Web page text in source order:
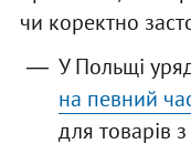
чи коректно
У Польщі
на певний
для товарів